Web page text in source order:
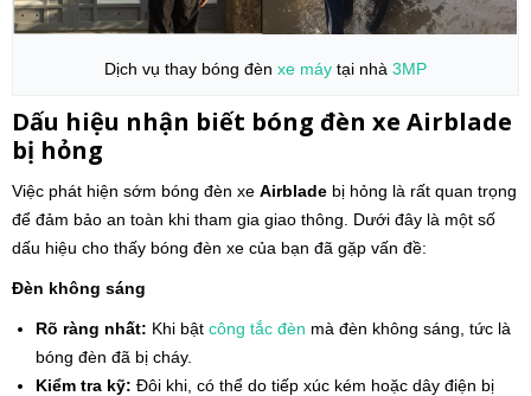
Dịch vụ thay bóng đèn xe máy tại nhà 3MP
Dấu hiệu nhận biết bóng đèn xe Airblade
bị hỏng
Việc phát hiện sớm bóng đèn xe Airblade bị hỏng là rất quan trọng
để đảm bảo an toàn khi tham gia giao thông. Dưới đây là một số
dấu hiệu cho thấy bóng đèn xe của bạn đã gặp vấn đề:
Đèn không sáng
Rõ ràng nhất: Khi bật công tắc đèn mà đèn không sáng, tức là
bóng đèn đã bị cháy.
Kiểm tra kỹ: Đôi khi, có thể do tiếp xúc kém hoặc dây điện bị